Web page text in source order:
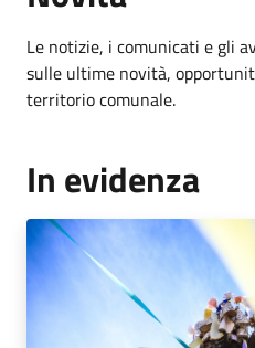
Le notizie, i comunicati e gli
sulle ultime novità,
territorio comunale.
In evidenza